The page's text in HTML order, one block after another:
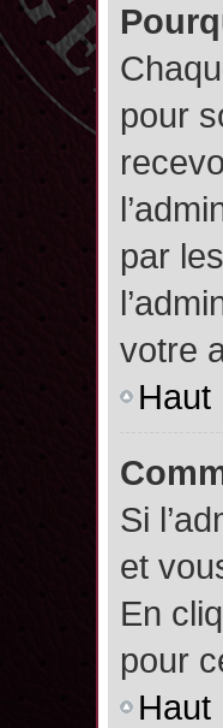
pour
par
votre
Haut
Si
et
En
pour
Haut